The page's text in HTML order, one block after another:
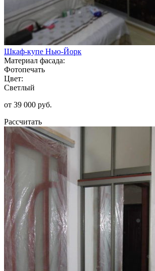
Шкаф-купе Нью-Йорк
Материал фасада:
Фотопечать
Цвет:
Светлый
от 39 000 руб.
Рассчитать